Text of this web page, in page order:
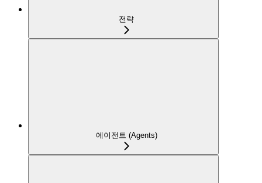
전략
에이전트 (Agents)